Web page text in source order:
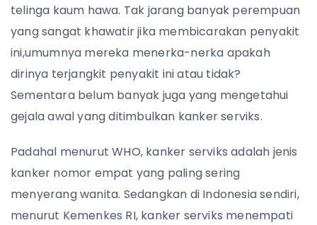
telinga kaum hawa. Tak jarang banyak perempuan
yang sangat khawatir jika membicarakan penyakit
ini,umumnya mereka menerka-nerka apakah
dirinya terjangkit penyakit ini atau tidak?
Sementara belum banyak juga yang mengetahui
gejala awal yang ditimbulkan kanker serviks.
Padahal menurut WHO, kanker serviks adalah jenis
kanker nomor empat yang paling sering
menyerang wanita. Sedangkan di Indonesia sendiri,
menurut Kemenkes RI, kanker serviks menempati